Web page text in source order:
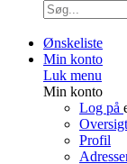
Ønskeliste
Min konto
Luk menu
Min konto
Log på
Oversigt
Profil